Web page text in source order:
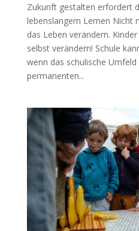
Zukunft gestalten erfordert
lebenslangem Lernen Nicht
das Leben verändern.
selbst verändern! Schule
wenn das schulische
permanenten...